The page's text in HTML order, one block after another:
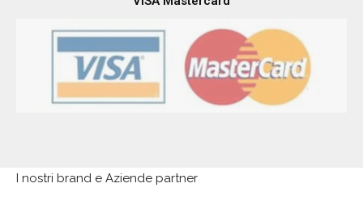
American Express